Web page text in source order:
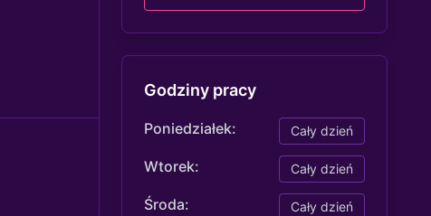
Godziny pracy
Poniedziałek: Cały dzień
Wtorek: Cały dzień
Środa: Cały dzień